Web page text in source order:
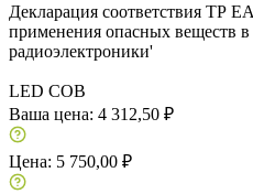
Декларация соответствия ТР
применения опасных веществ в
радиоэлектроники'
LED COB
Ваша цена: 4 312,50 ₽
Цена: 5 750,00 ₽